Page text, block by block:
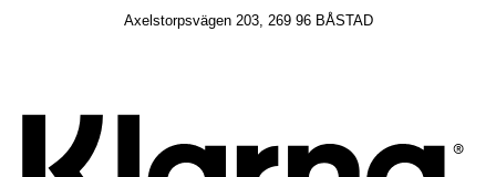
Axelstorpsvägen 203, 269 96 BÅSTAD